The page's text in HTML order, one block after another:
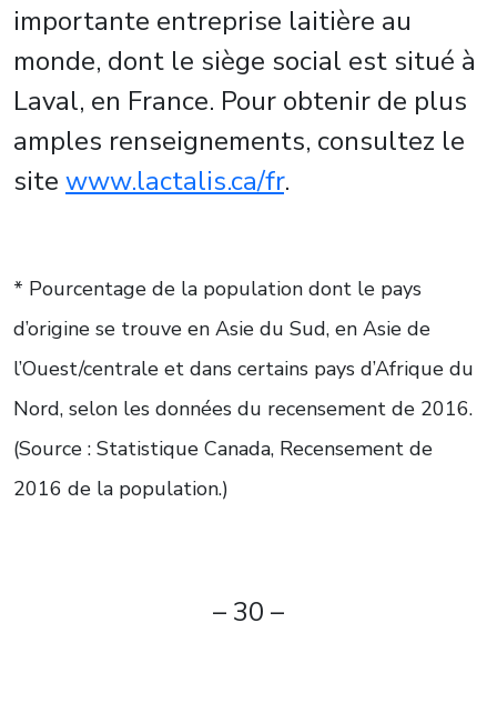
importante entreprise laitière au
monde, dont le siège social est situé à
Laval, en France. Pour obtenir de plus
amples renseignements, consultez le
site www.lactalis.ca/fr.
* Pourcentage de la population dont le pays
d’origine se trouve en Asie du Sud, en Asie de
l’Ouest/centrale et dans certains pays d’Afrique du
Nord, selon les données du recensement de 2016.
(Source : Statistique Canada, Recensement de
2016 de la population.)
– 30 –